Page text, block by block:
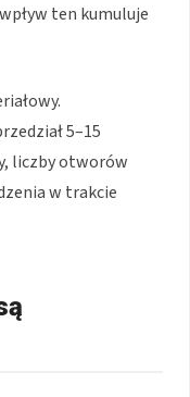
ten kumuluje
5–15
liczby otworów
w trakcie